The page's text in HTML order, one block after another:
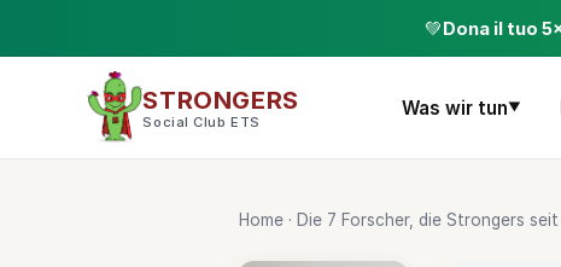
💚Dona il tuo
STRONGERS
Social Club ETS
Was wir tun▼
Home · Die 7 Forscher, die Strongers